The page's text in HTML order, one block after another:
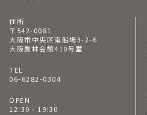
住所
〒542-0081
大阪市中央区南船場3-2-6
大阪農林会館410号室
TEL
06-6282-0304
OPEN
12:30 - 19:30